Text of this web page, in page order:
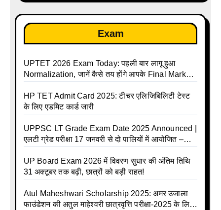
Exam
UPTET 2026 Exam Today: पहली बार लागू हुआ
Normalization, जानें कैसे तय होंगे आपके Final Marks
HP TET Admit Card 2025: टीचर एलिजिबिलिटी टेस्ट
के लिए एडमिट कार्ड जारी
UPPSC LT Grade Exam Date 2025 Announced |
एलटी ग्रेड परीक्षा 17 जनवरी से दो पालियों में आयोजित –
UP Board Exam 2026 में विवरण सुधार की अंतिम तिथि
31 अक्टूबर तक बढ़ी, छात्रों को बड़ी राहत!
Atul Maheshwari Scholarship 2025: अमर उजाला
फाउंडेशन की अतुल माहेश्वरी छात्रवृत्ति परीक्षा-2025 के लिए